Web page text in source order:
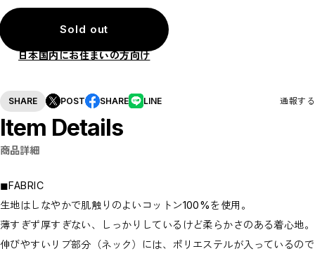
Sold out
日本国内にお住まいの方向け
SHARE POST SHARE LINE 通報する
Item Details
商品詳細
◼︎FABRIC
生地はしなやかで肌触りのよいコットン100%を使用。
薄すぎず厚すぎない、しっかりしているけど柔らかさのある着心地。
伸びやすいリブ部分（ネック）には、ポリエステルが入っているので